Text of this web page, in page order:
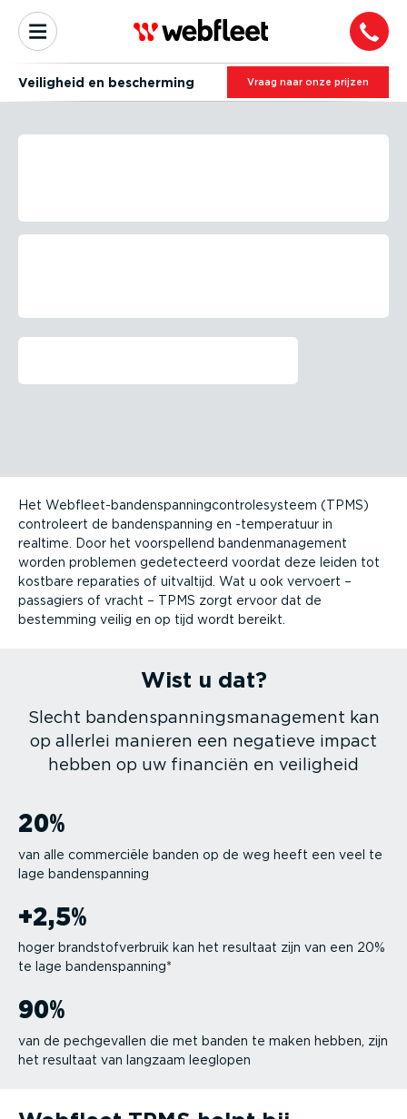
Veiligheid en bescherming Vraag naar onze prijzen
Betrouwbare verkeers­vei­ligheid dankzij
Het Webfleet-banden­span­ning­con­tro­le­systeem (TPMS)
controleert de banden­spanning en -tempe­ratuur in
realtime. Door het voorspellend banden­ma­na­gement
worden problemen gedetec­teerd voordat deze leiden tot
kostbare reparaties of uitvaltijd. Wat u ook vervoert –
passagiers of vracht – TPMS zorgt ervoor dat de
bestemming veilig en op tijd wordt bereikt.
Wist u dat?
Slecht banden­span­nings­ma­na­gement kan
op allerlei manieren een negatieve impact
hebben op uw financiën en veiligheid
20%
van alle commerciële banden op de weg heeft een veel te
lage banden­spanning
+2,5%
hoger brand­stof­ver­bruik kan het resultaat zijn van een 20%
te lage banden­spanning*
90%
van de pechge­vallen die met banden te maken hebben, zijn
het resultaat van langzaam leeglopen